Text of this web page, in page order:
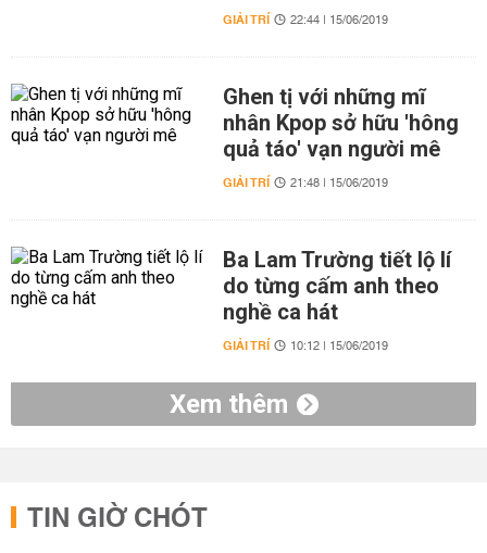
GIẢI TRÍ 22:44 | 15/06/2019
Ghen tị với những mĩ
nhân Kpop sở hữu 'hông
quả táo' vạn người mê
GIẢI TRÍ 21:48 | 15/06/2019
Ba Lam Trường tiết lộ lí
do từng cấm anh theo
nghề ca hát
GIẢI TRÍ 10:12 | 15/06/2019
Xem thêm
TIN GIỜ CHÓT